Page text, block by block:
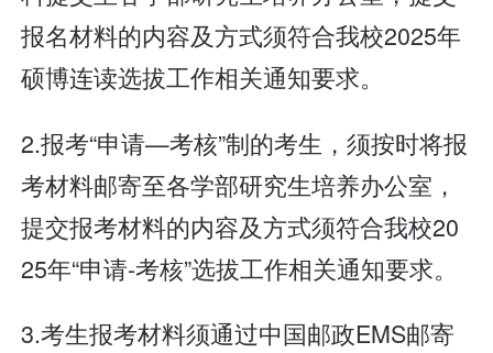
报名材料的内容及方式须符合我校2025年
硕博连读选拔工作相关通知要求。
2.报考“申请—考核”制的考生，须按时将报
考材料邮寄至各学部研究生培养办公室，
提交报考材料的内容及方式须符合我校20
25年“申请-考核”选拔工作相关通知要求。
3.考生报考材料须通过中国邮政EMS邮寄